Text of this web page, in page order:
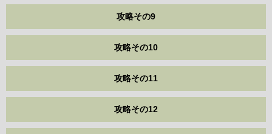
攻略その9
攻略その10
攻略その11
攻略その12